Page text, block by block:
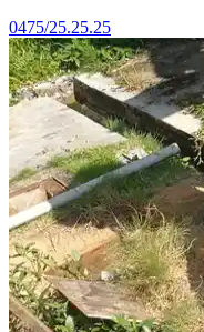
0475/25.25.25